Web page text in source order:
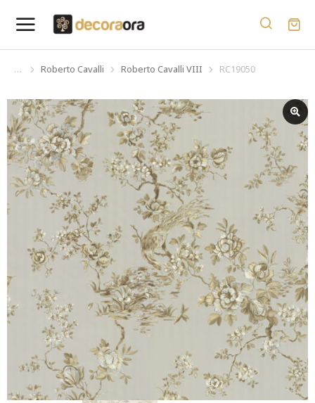
You are here:
Roberto Cavalli Roberto Cavalli VIII RC19050